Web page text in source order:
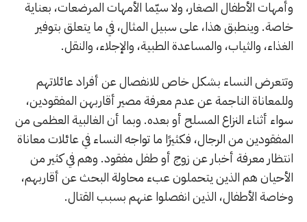
وأمهات الأطفال الصغار، ولا سيّما الأمهات المرضعات، بعناية
خاصة. وينطبق هذا، على سبيل المثال، في ما يتعلق بتوفير
الغذاء، والثياب، والمساعدة الطبية، والإجلاء، والنقل.
وتتعرض النساء بشكل خاص للانفصال عن أفراد عائلاتهم
وللمعاناة الناجمة عن عدم معرفة مصير أقاربهن المفقودين،
سواء أثناء النزاع المسلح أو بعده. وبما أن الغالبية العظمى من
المفقودين من الرجال، فكثيرًا ما تواجه النساء في عائلات معاناة
انتظار معرفة أخبار عن زوج أو طفل مفقود. وهم في كثير من
الأحيان هم الذين يتحملون عبء محاولة البحث عن أقاربهم،
وخاصة الأطفال، الذين انفصلوا عنهم بسبب القتال.